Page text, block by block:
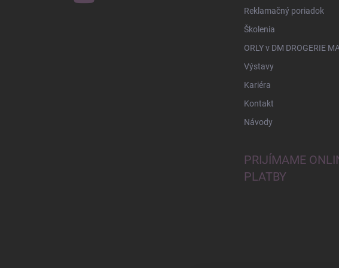
Reklamačný poriadok
Školenia
ORLY v DM DROGERIE
Výstavy
Kariéra
Kontakt
Návody
PRIJÍMAME
PLATBY